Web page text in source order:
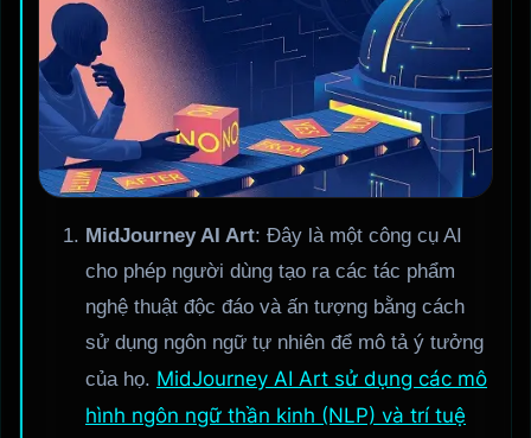
MidJourney AI Art: Đây là một công cụ AI
cho phép người dùng tạo ra các tác phẩm
nghệ thuật độc đáo và ấn tượng bằng cách
sử dụng ngôn ngữ tự nhiên để mô tả ý tưởng
của họ. MidJourney AI Art sử dụng các mô
hình ngôn ngữ thần kinh (NLP) và trí tuệ